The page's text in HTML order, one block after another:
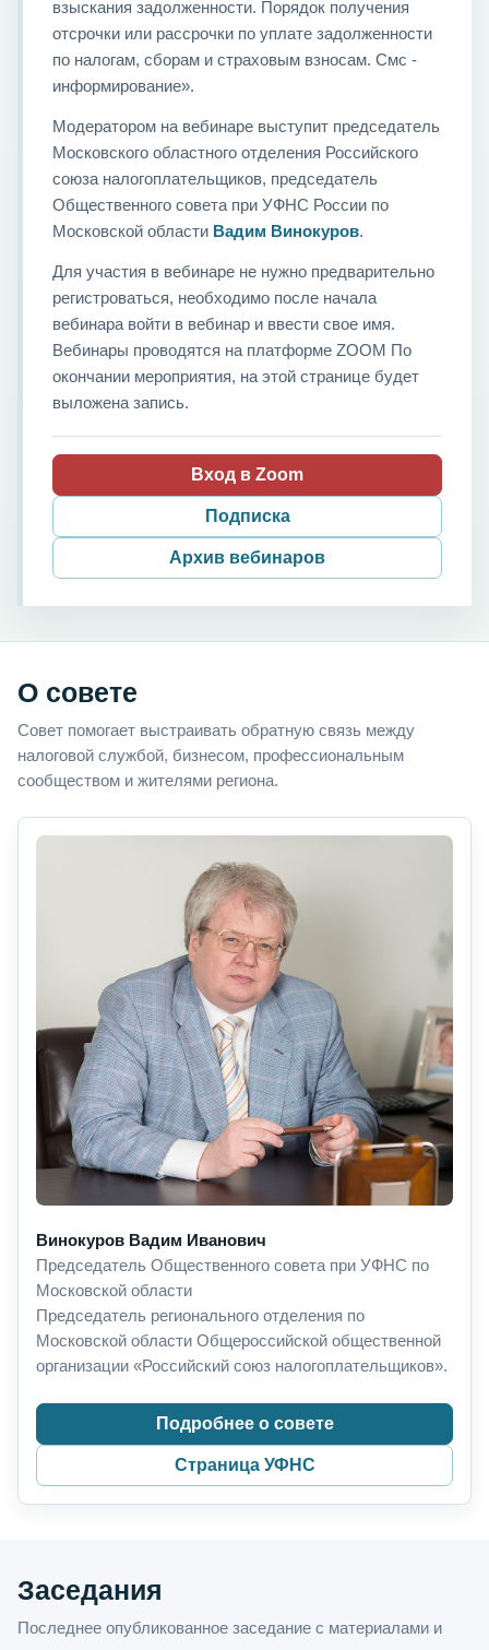
взыскания задолженности. Порядок получения
отсрочки или рассрочки по уплате задолженности
по налогам, сборам и страховым взносам. Смс -
информирование».
Модератором на вебинаре выступит председатель
Московского областного отделения Российского
союза налогоплательщиков, председатель
Общественного совета при УФНС России по
Московской области Вадим Винокуров.
Для участия в вебинаре не нужно предварительно
регистроваться, необходимо после начала
вебинара войти в вебинар и ввести свое имя.
Вебинары проводятся на платформе ZOOM По
окончании мероприятия, на этой странице будет
выложена запись.
Вход в Zoom
Подписка
Архив вебинаров
О совете
Совет помогает выстраивать обратную связь между
налоговой службой, бизнесом, профессиональным
сообществом и жителями региона.
Винокуров Вадим Иванович
Председатель Общественного совета при УФНС по
Московской области
Председатель регионального отделения по
Московской области Общероссийской общественной
организации «Российский союз налогоплательщиков».
Подробнее о совете
Страница УФНС
Заседания
Последнее опубликованное заседание с материалами и